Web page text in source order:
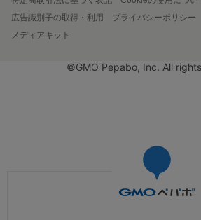
広告識別子の取得・利用
プライバシーポリシー
メディアキット
©GMO Pepabo, Inc. All